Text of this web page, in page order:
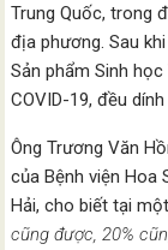
Trung Quốc, trong
địa phương. Sau
Sản phẩm Sinh
COVID-19, đều
Ông Trương Văn
của Bệnh viện
Hải, cho biết tại
cũng được, 20%